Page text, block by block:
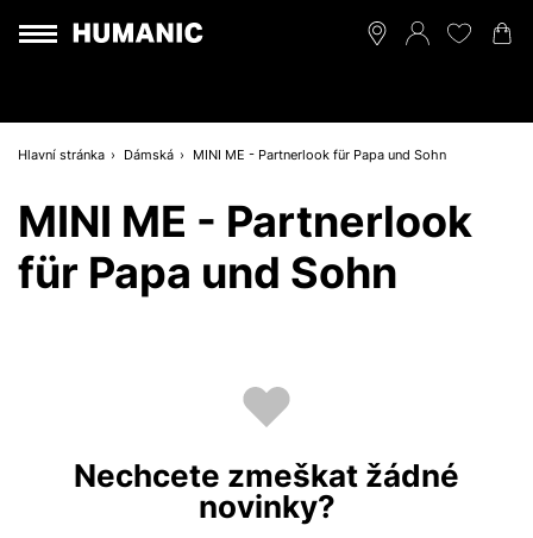
Hlavní stránka Dámská MINI ME - Partnerlook für Papa und Sohn
MINI ME - Partnerlook
für Papa und Sohn
Nechcete zmeškat žádné
novinky?